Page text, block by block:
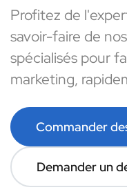
Profitez de
savoir-faire de
spécialisés pour
marketing,
Commander
Demander un